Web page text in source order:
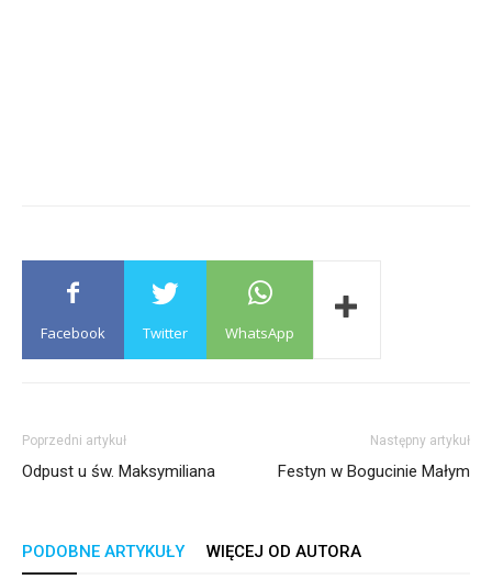
Facebook Twitter WhatsApp
Poprzedni artykuł
Odpust u św. Maksymiliana
Następny artykuł
Festyn w Bogucinie Małym
PODOBNE ARTYKUŁY WIĘCEJ OD AUTORA